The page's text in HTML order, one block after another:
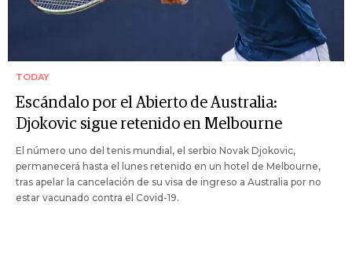
TODAY
Escándalo por el Abierto de Australia:
Djokovic sigue retenido en Melbourne
El número uno del tenis mundial, el serbio Novak Djokovic,
permanecerá hasta el lunes retenido en un hotel de Melbourne,
tras apelar la cancelación de su visa de ingreso a Australia por no
estar vacunado contra el Covid-19.